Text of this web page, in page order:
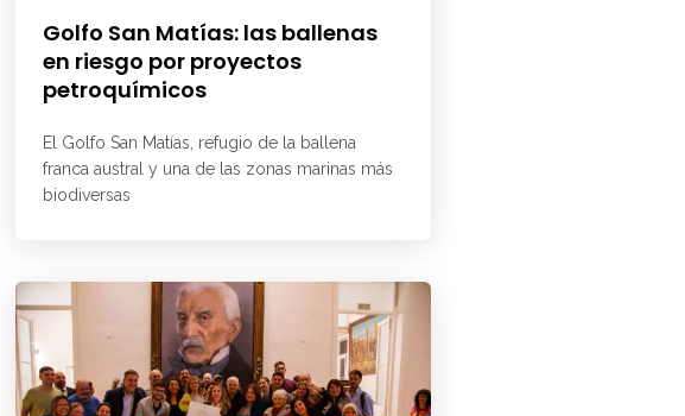
Golfo San Matías: las ballenas
en riesgo por proyectos
petroquímicos
El Golfo San Matías, refugio de la ballena
franca austral y una de las zonas marinas más
biodiversas